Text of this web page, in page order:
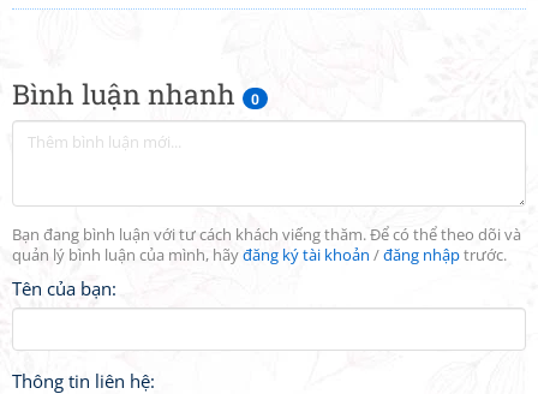
Bình luận nhanh 0
Bạn đang bình luận với tư cách khách viếng thăm. Để có thể theo dõi và
quản lý bình luận của mình, hãyđăng ký tài khoản /đăng nhậptrước.
Tên của bạn:
Thông tin liên hệ: